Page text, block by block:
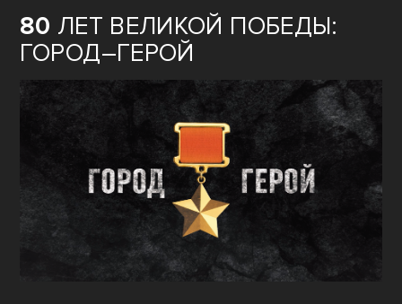
80 ЛЕТ ВЕЛИКОЙ ПОБЕДЫ:
ГОРОД–ГЕРОЙ